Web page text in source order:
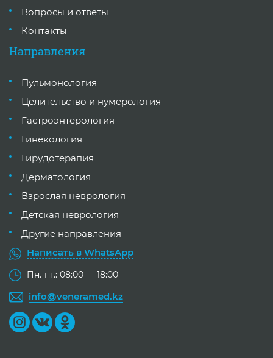
Вопросы и ответы
Контакты
Направления
Пульмонология
Целительство и нумерология
Гастроэнтерология
Гинекология
Гирудотерапия
Дерматология
Взрослая неврология
Детская неврология
Другие направления
Написать в WhatsApp
Пн.-пт.: 08:00 — 18:00
info@veneramed.kz